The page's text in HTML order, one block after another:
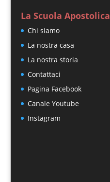
La Scuola Apostolica
Chi siamo
La nostra casa
La nostra storia
Contattaci
Pagina Facebook
Canale Youtube
Instagram